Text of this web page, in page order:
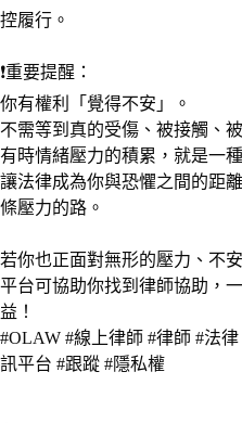
控履行。
❗重要提醒：
你有權利「覺得不安」。
不需等到真的受傷、被接觸、
有時情緒壓力的積累，就是一
讓法律成為你與恐懼之間的距
條壓力的路。
若你也正面對無形的壓力、不
平台可協助你找到律師協助，
益！
#OLAW #線上律師 #律師 #法
訊平台 #跟蹤 #隱私權